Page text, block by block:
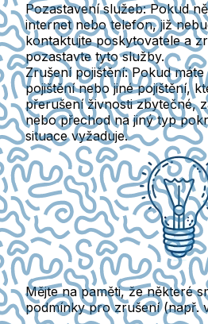
Pozastavení služeb: Pokud
internet nebo telefon, již
kontaktujte poskytovatele a
pozastavte tyto služby.
Zrušení pojištění: Pokud
pojištění nebo jiné pojištění,
přerušení živnosti zbytečné,
nebo přechod na jiný typ
situace vyžaduje.
Mějte na paměti, že některé
podmínky pro zrušení(např.